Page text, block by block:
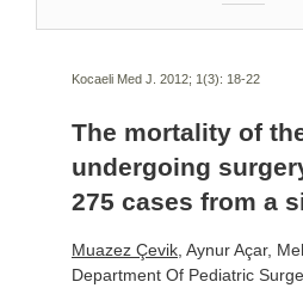
Kocaeli Med J. 2012; 1(3): 18-22
The mortality of
undergoing
275 cases from a
Muazez Çevik , Aynur Açar,
Department Of Pediatric